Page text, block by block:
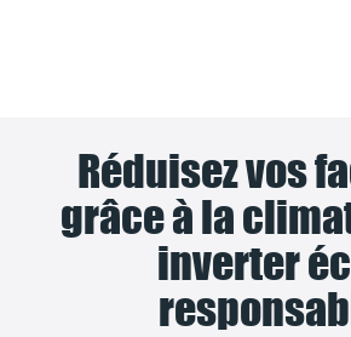
Réduisez vos
grâce à la
inverter